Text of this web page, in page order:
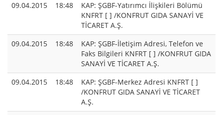
09.04.2015
18:48
KAP: ŞGBF-Yatırımcı İlişkileri Bölümü
KNFRT [ ] /KONFRUT GIDA SANAYİ VE
TİCARET A.Ş.
09.04.2015
18:48
KAP: ŞGBF-İletişim Adresi, Telefon ve
Faks Bilgileri KNFRT [ ] /KONFRUT GIDA
SANAYİ VE TİCARET A.Ş.
09.04.2015
18:48
KAP: ŞGBF-Merkez Adresi KNFRT [ ]
/KONFRUT GIDA SANAYİ VE TİCARET
A.Ş.